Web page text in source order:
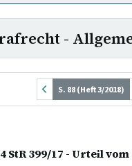
-
S. 88 (Heft 3/2018)
StR 399/17 - Urteil